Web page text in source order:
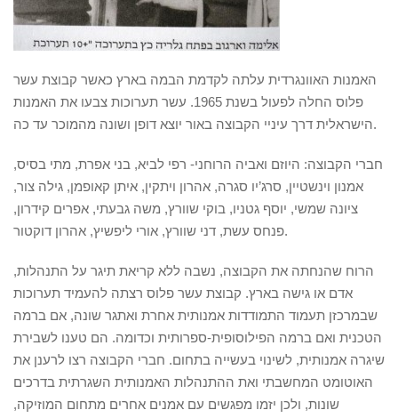
האמנות האוונגרדית עלתה לקדמת הבמה בארץ כאשר קבוצת עשר
פלוס החלה לפעול בשנת 1965. עשר תערוכות צבעו את האמנות
הישראלית דרך עיניי הקבוצה באור יוצא דופן ושונה מהמוכר עד כה.
חברי הקבוצה: היוזם ואביה הרוחני- רפי לביא, בני אפרת, מתי בסיס,
אמנון וינשטיין, סרג’יו סגרה, אהרון ויתקין, איתן קאופמן, גילה צור,
ציונה שמשי, יוסף גטניו, בוקי שוורץ, משה גבעתי, אפרים קידרון,
פנחס עשת, דני שוורץ, אורי ליפשיץ, אהרון דוקטור.
הרוח שהנחתה את הקבוצה, נשבה ללא קריאת תיגר על התנהלות,
אדם או גישה בארץ. קבוצת עשר פלוס רצתה להעמיד תערוכות
שבמרכזן תעמוד התמודדות אמנותית אחרת ואתגר שונה, אם ברמה
הטכנית ואם ברמה הפילוסופית-ספרותית וכדומה. הם טענו לשבירת
שיגרה אמנותית, לשינוי בעשייה בתחום. חברי הקבוצה רצו לרענן את
האוטומט המחשבתי ואת ההתנהלות האמנותית השגרתית בדרכים
שונות, ולכן יזמו מפגשים עם אמנים אחרים מתחום המוזיקה,